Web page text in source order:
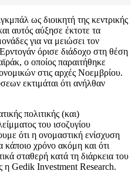
ως διοικητή της κεντρικής
αυτός αύξησε έκτοτε τα
για να μειώσει τον
όρισε διάδοχο στη θέση
ο οποίος παραιτήθηκε
στις αρχές Νοεμβρίου.
εκτιμάται ότι ανήλθαν
πολιτικής (και)
του ισοζυγίου
ότι η ονομαστική ενίσχυση
κάποιο χρόνο ακόμη και ότι
σταθερή κατά τη διάρκεια του
η Gedik Investment Research.